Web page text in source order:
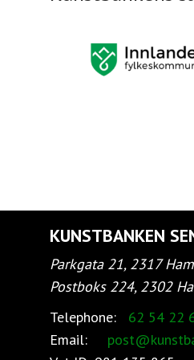
KUNSTBANKEN
Parkgata 21, 2317
Postboks 224, 2302
Telephone:
62 54 22
Email: